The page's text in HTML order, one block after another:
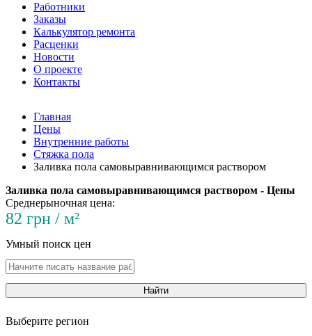
Работники
Заказы
Калькулятор ремонта
Расценки
Новости
О проекте
Контакты
Главная
Цены
Внутренние работы
Стяжка пола
Заливка пола самовыравнивающимся раствором
Заливка пола самовыравнивающимся раствором - Цены
Среднерыночная цена:
82 грн / м²
Умный поиск цен
Найти
Выберите регион